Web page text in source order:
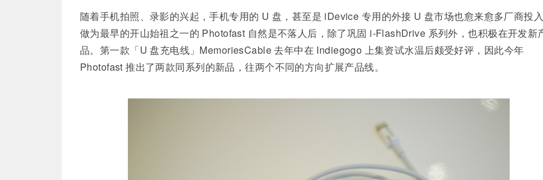
随着手机拍照、录影的兴起，手机专用的 U 盘，甚至是 iDevice 专用的外接 U 盘市场也愈来愈多厂商投
做为最早的开山始祖之一的 Photofast 自然是不落人后，除了巩固 i-FlashDrive 系列外，也积极在开发新
品。第一款「U 盘充电线」MemoriesCable 去年中在 Indiegogo 上集资试水温后颇受好评，因此今年
Photofast 推出了两款同系列的新品，往两个不同的方向扩展产品线。